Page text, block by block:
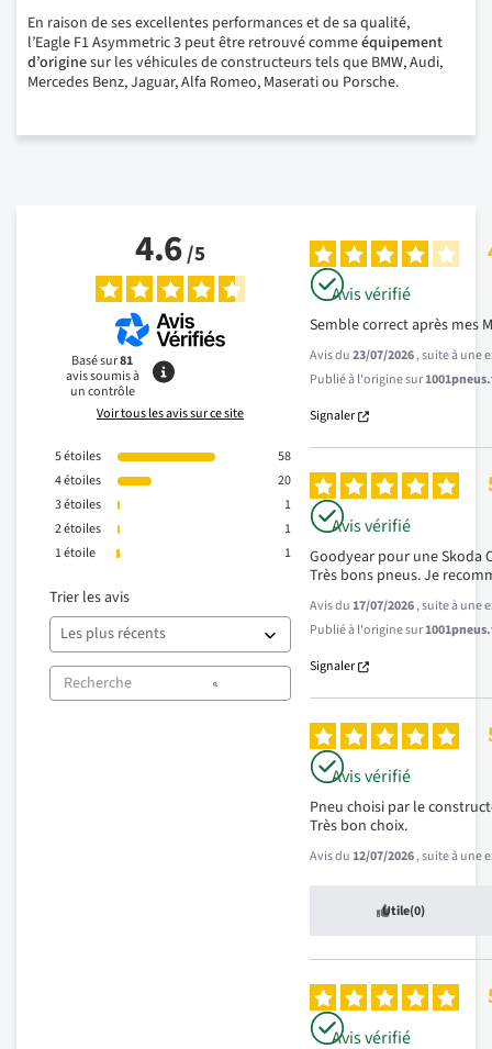
En raison de ses excellentes performances et de sa qualité,
l’Eagle F1 Asymmetric 3 peut être retrouvé commeéquipement
d’originesur les véhicules de constructeurs tels que BMW, Audi,
Mercedes Benz, Jaguar, Alfa Romeo, Maserati ou Porsche.
4.6/5
Basé sur81
avis soumis à
un contrôle
Voir tous les avis sur ce site
5étoiles
58
4étoiles
20
3étoiles
1
2étoiles
1
1étoile 1
Trier les avis
Avis vérifié
Semble correct après mes
Avis du23/07/2026, suite à une
Publié à l'origine sur
Signaler
Avis vérifié
Goodyear pour une Skoda
Très bons pneus. Je
Avis du17/07/2026, suite à une
Publié à l'origine sur
Signaler
Avis vérifié
Pneu choisi par le
Très bon choix.
Avis du12/07/2026, suite à une
Utile(0)
Avis vérifié